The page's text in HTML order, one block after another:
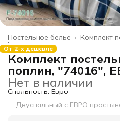
Комплект
Постельное бельё ›
Главная ›
От 2-х дешевле
Комплект
поплин, "74016",
Нет в наличии
Спальность: Евро
Двуспальный с ЕВРО